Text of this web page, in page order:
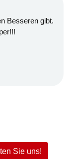
Besseren gibt.
Sie uns!